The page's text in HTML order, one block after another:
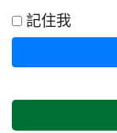
記住我